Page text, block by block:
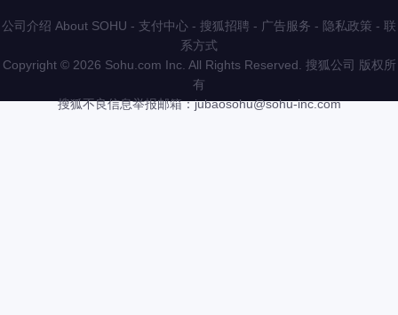
公司介绍 About SOHU - 支付中心 - 搜狐招聘 - 广告服务 - 隐私政策 - 联
系方式
Copyright © 2026 Sohu.com Inc. All Rights Reserved. 搜狐公司 版权所
有
搜狐不良信息举报邮箱：jubaosohu@sohu-inc.com